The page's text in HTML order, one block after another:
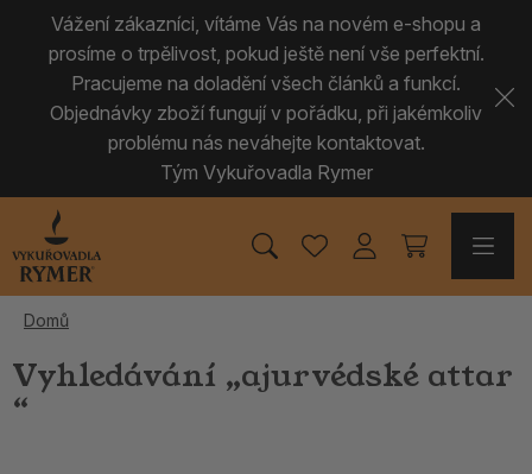
Vážení zákazníci, vítáme Vás na novém e-shopu a
prosíme o trpělivost, pokud ještě není vše perfektní.
Pracujeme na doladění všech článků a funkcí.
Objednávky zboží fungují v pořádku, při jakémkoliv
problému nás neváhejte kontaktovat.
Tým Vykuřovadla Rymer
Domů
Vyhledávání „ajurvédské attar
“